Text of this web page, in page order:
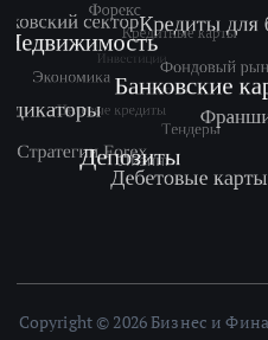
Copyright © 2026 Бизнес и